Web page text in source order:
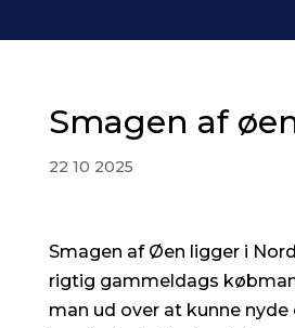
Smagen af
22 10 2025
Smagen af Øen ligger i
rigtig gammeldags
man ud over at kunne